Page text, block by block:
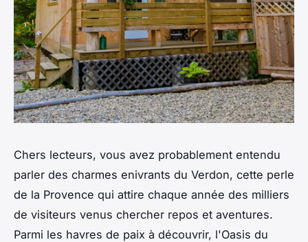
Chers lecteurs, vous avez probablement entendu
parler des charmes enivrants du Verdon, cette perle
de la Provence qui attire chaque année des milliers
de visiteurs venus chercher repos et aventures.
Parmi les havres de paix à découvrir, l'Oasis du